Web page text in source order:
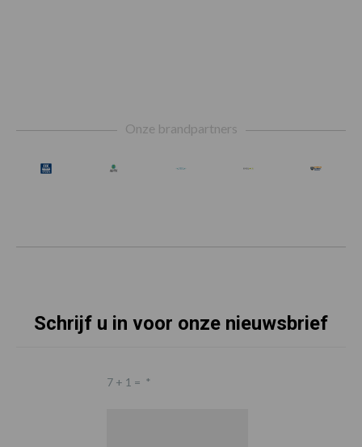
Onze brandpartners
Schrijf u in voor onze nieuwsbrief
7 + 1 = *